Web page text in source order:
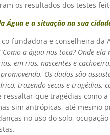
os resultados dos testes
Água e a situação na sua
fundadora e conselheira da
Como a água nos toca? Onde
em rios, nascentes e
Os dados são
trazendo secas e tragédias,
ressaltar que tragédias como
sim antrópicas, até mesmo
no uso do solo, ocupação